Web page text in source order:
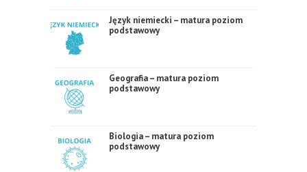
Język niemiecki – matura poziom
podstawowy
Geografia – matura poziom
podstawowy
Biologia – matura poziom
podstawowy